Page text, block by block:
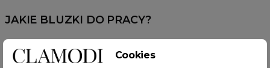
JAKIE BLUZKI DO PRACY?
Wybór odpowiedniej bluzki do pracy jest kluczowy
dla stworzenia profesjonalnego wizerunku.
Cookies